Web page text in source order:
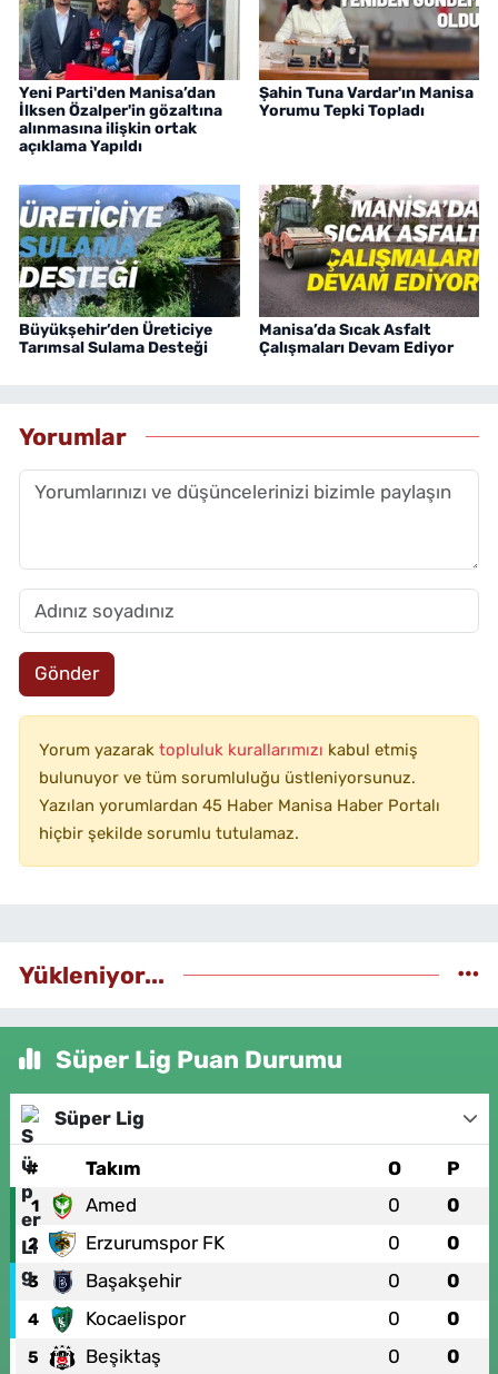
Yeni Parti'den Manisa’dan
İlksen Özalper'in gözaltına
alınmasına ilişkin ortak
açıklama Yapıldı
Şahin Tuna Vardar'ın Manisa
Yorumu Tepki Topladı
Büyükşehir’den Üreticiye
Tarımsal Sulama Desteği
Manisa’da Sıcak Asfalt
Çalışmaları Devam Ediyor
Yorumlar
Gönder
Yorum yazarak topluluk kurallarımızı kabul etmiş
bulunuyor ve tüm sorumluluğu üstleniyorsunuz.
Yazılan yorumlardan 45 Haber Manisa Haber Portalı
hiçbir şekilde sorumlu tutulamaz.
Yükleniyor...
Süper Lig Puan Durumu
Süper Lig
# Takım O P
1 Amed 0 0
2 Erzurumspor FK 0 0
3 Başakşehir 0 0
4 Kocaelispor 0 0
5 Beşiktaş 0 0